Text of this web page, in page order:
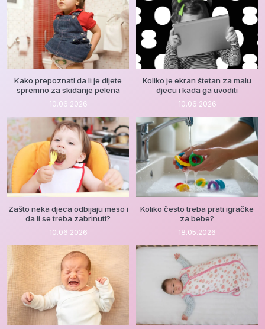
Kako prepoznati da li je dijete
spremno za skidanje pelena
10.06.2026
Koliko je ekran štetan za malu
djecu i kada ga uvoditi
10.06.2026
Zašto neka djeca odbijaju meso i
da li se treba zabrinuti?
10.06.2026
Koliko često treba prati igračke
za bebe?
18.05.2026